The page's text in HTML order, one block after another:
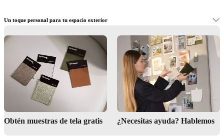
Un toque personal para tu espacio exterior
Artesanía para la vida al aire libre
Obtén muestras de tela gratis ¿Necesitas ayuda? Hablemos